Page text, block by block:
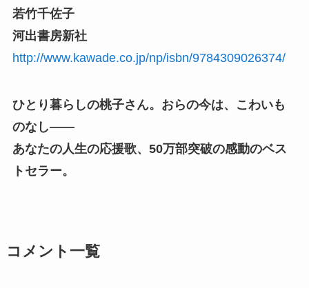
若竹千佐子
河出書房新社
http://www.kawade.co.jp/np/isbn/9784309026374/
ひとり暮らしの桃子さん。おらの今は、こわいも
のなし――
あなたの人生の応援歌、50万部突破の感動のベス
トセラー。
コメント一覧